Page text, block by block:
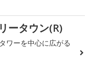
ータウン(R)
ワーを中心に広がる